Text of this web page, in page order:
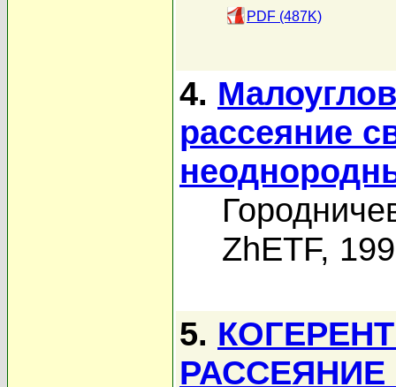
PDF (487K)
4.
рассеяние
ZhETF,
5.